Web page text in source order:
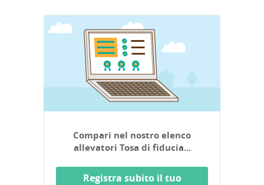
Compari nel nostro elenco
allevatori Tosa di fiducia...
Registra subito il tuo